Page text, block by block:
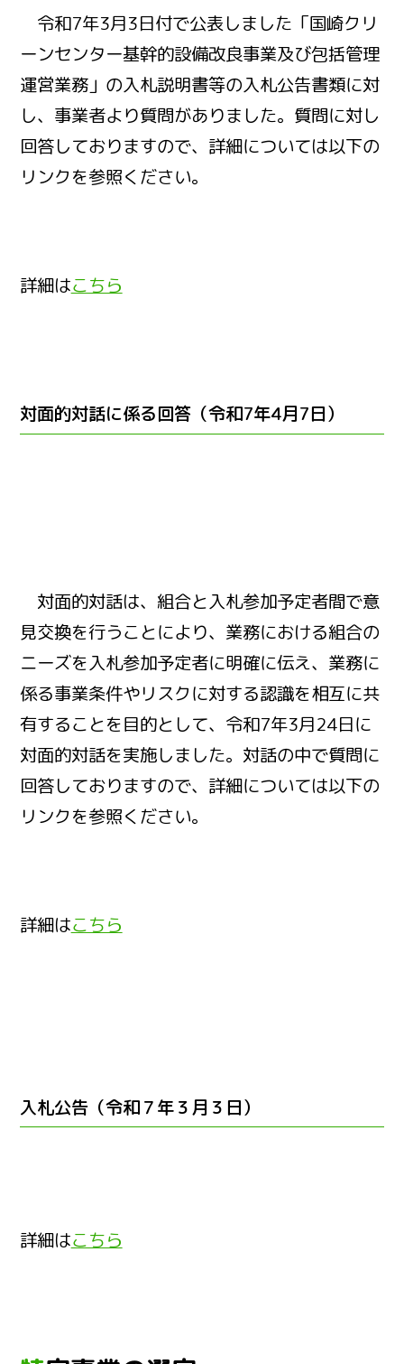
令和7年3月3日付で公表しました「国崎クリ
ーンセンター基幹的設備改良事業及び包括管理
運営業務」の入札説明書等の入札公告書類に対
し、事業者より質問がありました。質問に対し
回答しておりますので、詳細については以下の
リンクを参照ください。
詳細はこちら
対面的対話に係る回答（令和7年4月7日）
対面的対話は、組合と入札参加予定者間で意
見交換を行うことにより、業務における組合の
ニーズを入札参加予定者に明確に伝え、業務に
係る事業条件やリスクに対する認識を相互に共
有することを目的として、令和7年3月24日に
対面的対話を実施しました。対話の中で質問に
回答しておりますので、詳細については以下の
リンクを参照ください。
詳細はこちら
入札公告（令和７年３月３日）
詳細はこちら